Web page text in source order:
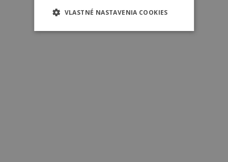
VLASTNÉ NASTAVENIA COOKIES